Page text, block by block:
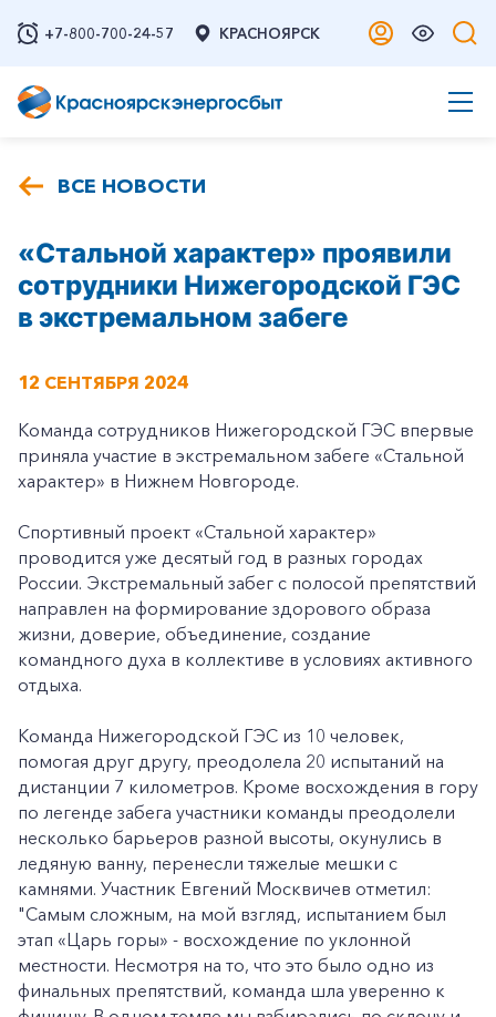
+7-800-700-24-57 КРАСНОЯРСК
ВСЕ НОВОСТИ
«Стальной характер» проявили
сотрудники Нижегородской ГЭС
в экстремальном забеге
12 СЕНТЯБРЯ 2024
Команда сотрудников Нижегородской ГЭС впервые
приняла участие в экстремальном забеге «Стальной
характер» в Нижнем Новгороде.
Спортивный проект «Стальной характер»
проводится уже десятый год в разных городах
России. Экстремальный забег с полосой препятствий
направлен на формирование здорового образа
жизни, доверие, объединение, создание
командного духа в коллективе в условиях активного
отдыха.
Команда Нижегородской ГЭС из 10 человек,
помогая друг другу, преодолела 20 испытаний на
дистанции 7 километров. Кроме восхождения в гору
по легенде забега участники команды преодолели
несколько барьеров разной высоты, окунулись в
ледяную ванну, перенесли тяжелые мешки с
камнями. Участник Евгений Москвичев отметил:
"Самым сложным, на мой взгляд, испытанием был
этап «Царь горы» - восхождение по уклонной
местности. Несмотря на то, что это было одно из
финальных препятствий, команда шла уверенно к